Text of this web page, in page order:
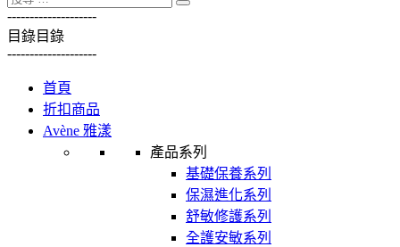
--------------------
目錄目錄
--------------------
首頁
折扣商品
Avène 雅漾
產品系列
基礎保養系列
保濕進化系列
舒敏修護系列
全護安敏系列